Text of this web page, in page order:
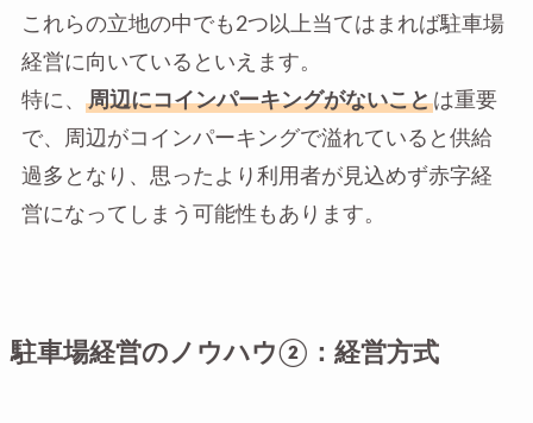
これらの立地の中でも2つ以上当てはまれば駐車場
経営に向いているといえます。
特に、
周辺にコインパーキングがないことは重要
で、周辺がコインパーキングで溢れていると供給
過多となり、思ったより利用者が見込めず赤字経
営になってしまう可能性もあります。
駐車場経営のノウハウ②：経営方式